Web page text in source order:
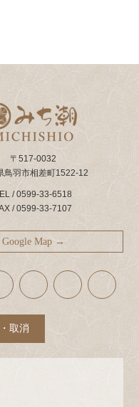
〒517-0032
鳥羽市相差町1522-12
/ 0599-33-6518
/ 0599-33-7107
Google Map →
ア
イ
コ
ン
ン
ク
ア
イ
コ
ン
ア
イ
コ
ン
取消